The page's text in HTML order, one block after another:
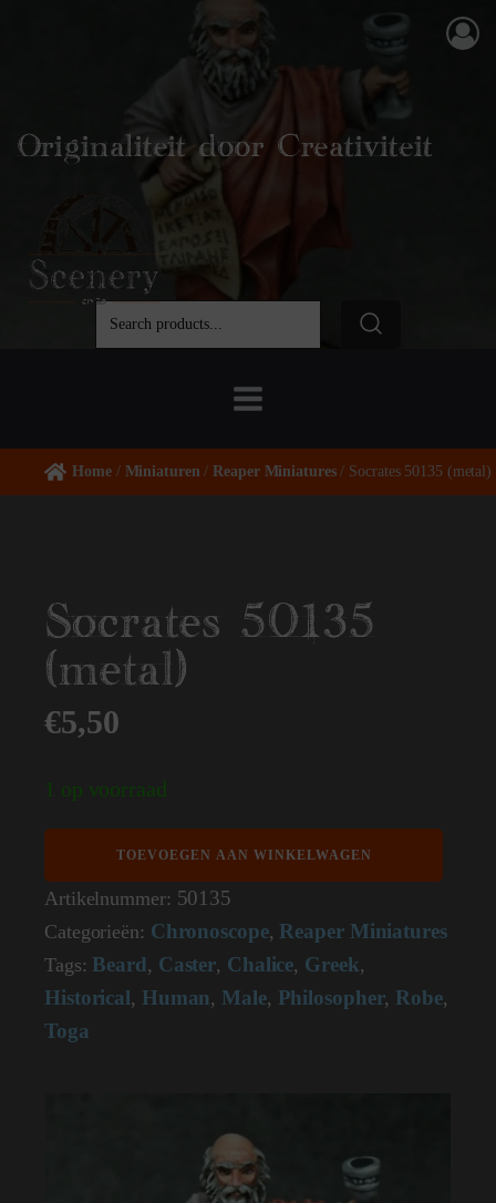
Originaliteit door Creativiteit
Home/ Miniaturen /Reaper Miniatures/ Socrates 50135 (metal)
Socrates 50135
(metal)
€5,50
1 op voorraad
(metal)
TOEVOEGEN AAN WINKELWAGEN
Artikelnummer: 50135
Categorieën: Chronoscope, Reaper Miniatures
Tags: Beard, Caster, Chalice, Greek,
Historical, Human, Male, Philosopher, Robe,
Toga